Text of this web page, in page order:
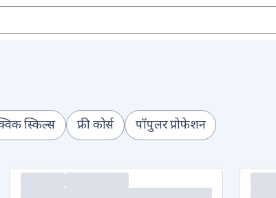
स्किल्स फ्री कोर्स पॉपुलर प्रोफेशन